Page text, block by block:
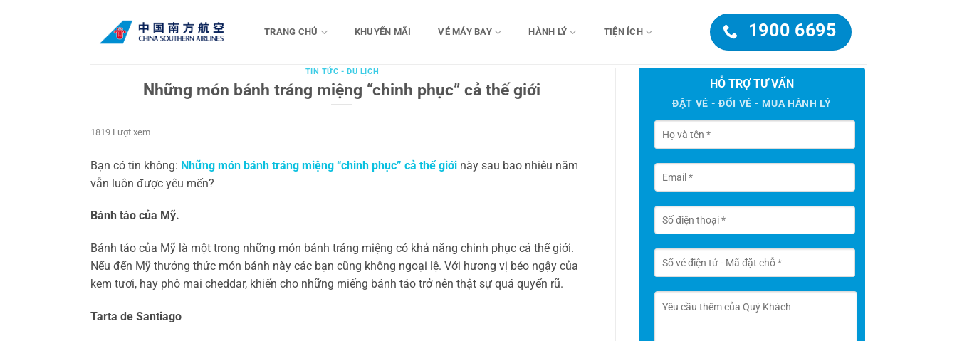
TRANG CHỦ KHUYẾN MÃI VÉ MÁY BAY HÀNH LÝ TIỆN ÍCH 1900 6695
TIN TỨC - DU LỊCH
Những món bánh tráng miệng “chinh phục” cả thế giới
1819 Lượt xem
Bạn có tin không: Những món bánh tráng miệng “chinh phục” cả thế giới này sau bao nhiêu năm
vẫn luôn được yêu mến?
Bánh táo của Mỹ.
Bánh táo của Mỹ là một trong những món bánh tráng miệng có khả năng chinh phục cả thế giới.
Nếu đến Mỹ thưởng thức món bánh này các bạn cũng không ngoại lệ. Với hương vị béo ngậy của
kem tươi, hay phô mai cheddar, khiến cho những miếng bánh táo trở nên thật sự quá quyến rũ.
Tarta de Santiago
HỖ TRỢ TƯ VẤN
ĐẶT VÉ - ĐỔI VÉ - MUA HÀNH LÝ